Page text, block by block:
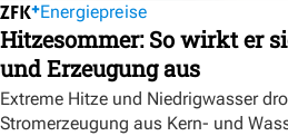
Energiepreise
Hitzesommer: So wirkt er
und Erzeugung aus
Extreme Hitze und Niedrigwasser
Stromerzeugung aus Kern- und